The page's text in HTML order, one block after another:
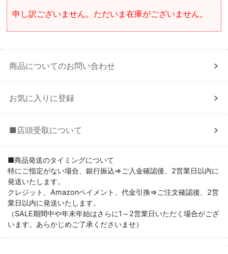
申し訳ございません。ただいま在庫がございません。
商品についてのお問い合わせ
お気に入りに登録
■店頭受取について
■商品発送のタイミングについて
特にご指定がない場合、銀行振込⇒ご入金確認後、2営業日以内に
発送いたします。
クレジット、Amazonペイメント、代金引換⇒ご注文確認後、2営
業日以内に発送いたします。
（SALE期間中や年末年始はさらに1～2営業日いただく場合がござ
います。あらかじめご了承くださいませ）